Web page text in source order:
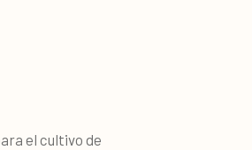
el cultivo de